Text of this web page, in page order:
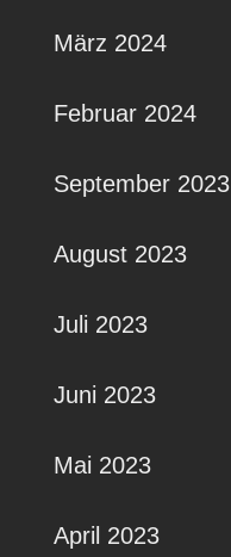
März 2024
Februar 2024
September 2023
August 2023
Juli 2023
Juni 2023
Mai 2023
April 2023